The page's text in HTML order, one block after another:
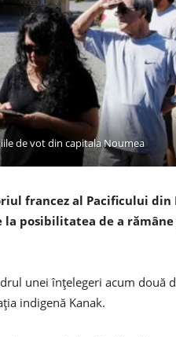
de vot din capitala Noumea
francez al Pacificului din
posibilitatea de a
unei înțelegeri acum două
indigenă Kanak.